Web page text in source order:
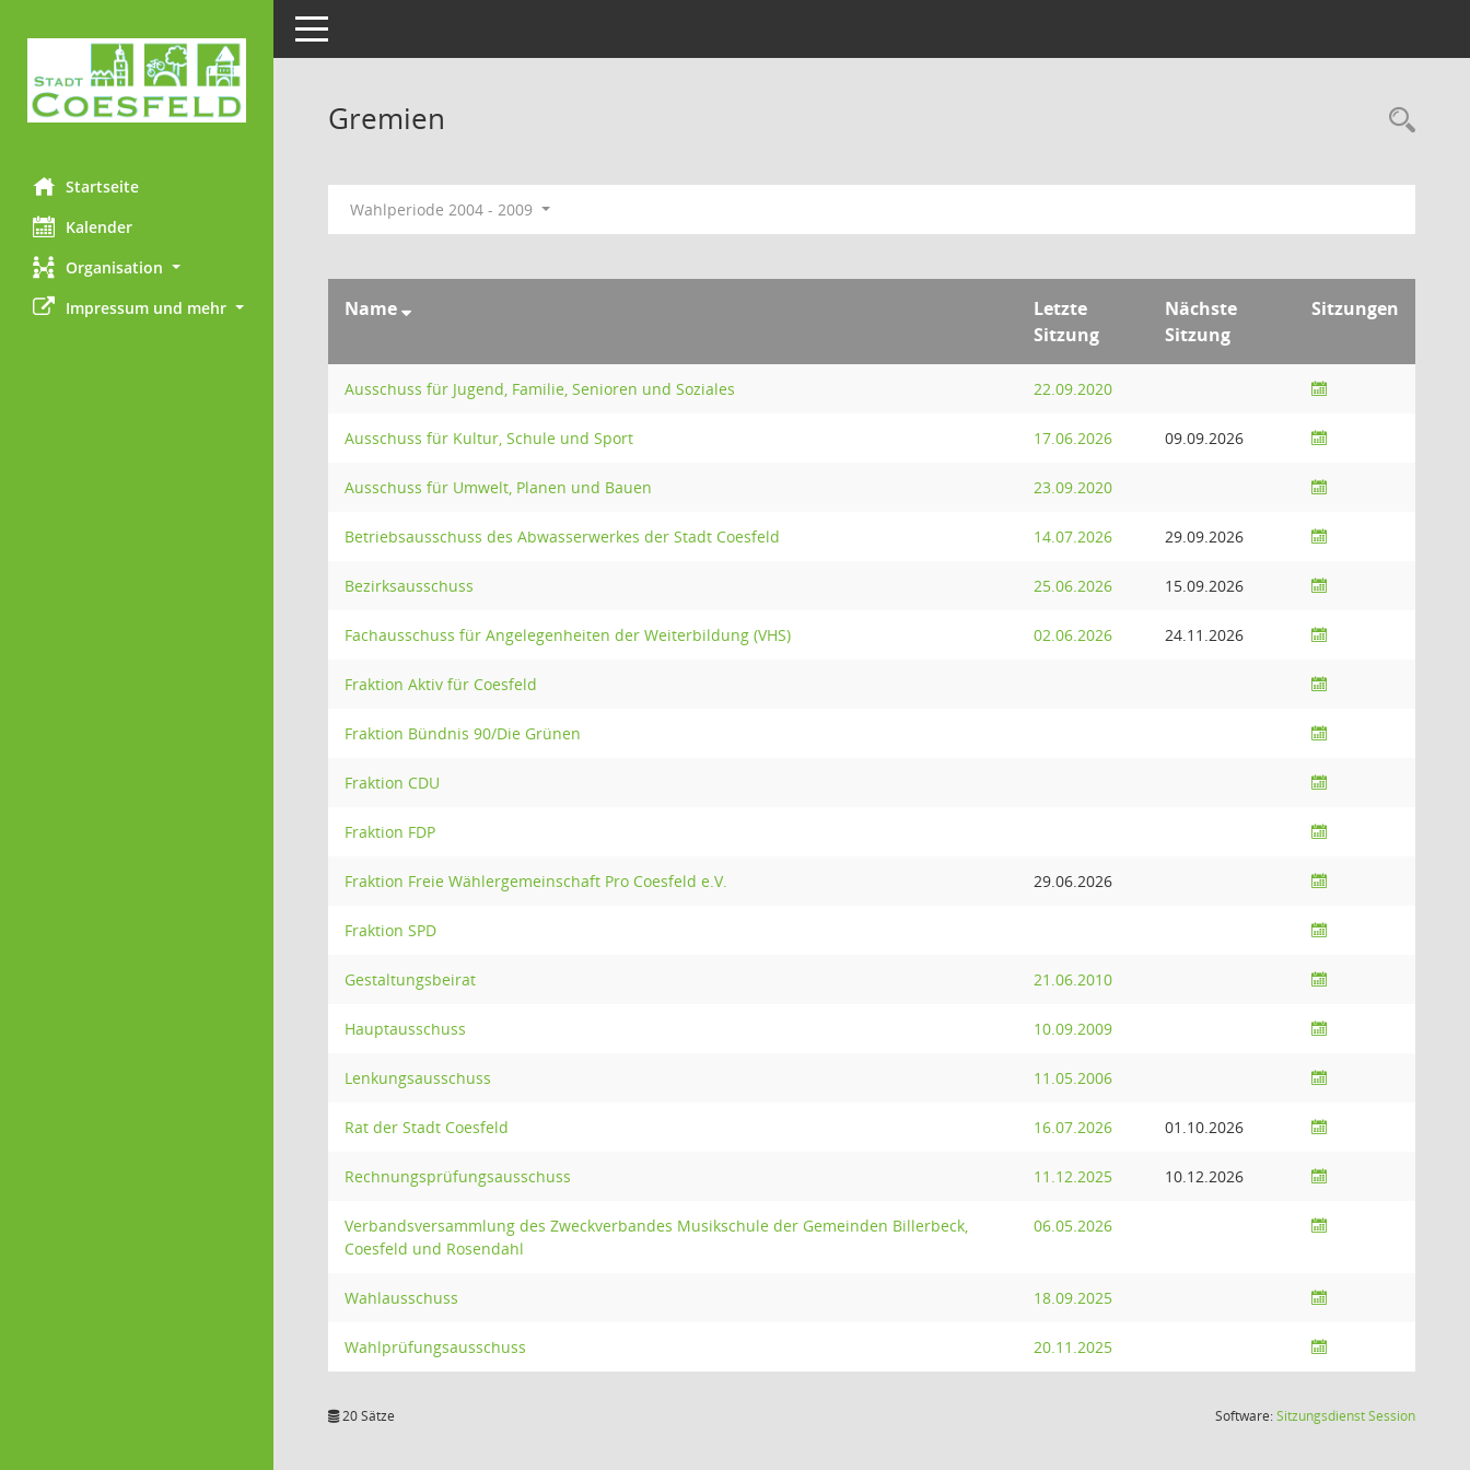
Startseite
Kalender
Organisation
Impressum und mehr
Toggle navigation
Gremien
Wahlperiode 2004 - 2009
Name
Letzte
Sitzung
Nächste
Sitzung
Sitzungen
Ausschuss für Jugend, Familie, Senioren und Soziales 22.09.2020
Ausschuss für Kultur, Schule und Sport 17.06.2026 09.09.2026
Ausschuss für Umwelt, Planen und Bauen 23.09.2020
Betriebsausschuss des Abwasserwerkes der Stadt Coesfeld 14.07.2026 29.09.2026
Bezirksausschuss 25.06.2026 15.09.2026
Fachausschuss für Angelegenheiten der Weiterbildung (VHS) 02.06.2026 24.11.2026
Fraktion Aktiv für Coesfeld
Fraktion Bündnis 90/Die Grünen
Fraktion CDU
Fraktion FDP
Fraktion Freie Wählergemeinschaft Pro Coesfeld e.V. 29.06.2026
Fraktion SPD
Gestaltungsbeirat 21.06.2010
Hauptausschuss 10.09.2009
Lenkungsausschuss 11.05.2006
Rat der Stadt Coesfeld 16.07.2026 01.10.2026
Rechnungsprüfungsausschuss 11.12.2025 10.12.2026
Verbandsversammlung des Zweckverbandes Musikschule der Gemeinden Billerbeck,
Coesfeld und Rosendahl
06.05.2026
Wahlausschuss 18.09.2025
Wahlprüfungsausschuss 20.11.2025
20 Sätze Software:SitzungsdienstSession(Wird in